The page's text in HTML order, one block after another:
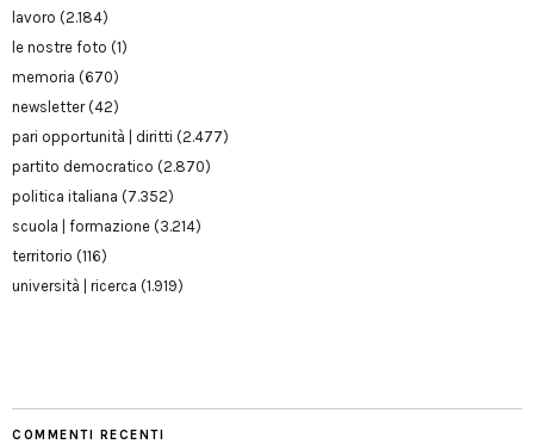
lavoro (2.184)
le nostre foto (1)
memoria (670)
newsletter(42)
pari opportunità | diritti (2.477)
partito democratico (2.870)
politica italiana (7.352)
scuola | formazione (3.214)
territorio (116)
università | ricerca (1.919)
COMMENTI RECENTI